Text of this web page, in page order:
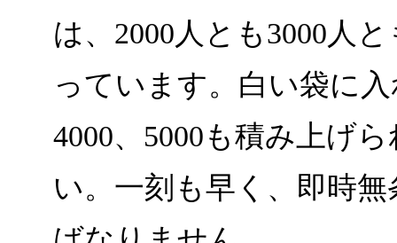
は、2000人とも3000人
っています。白い袋に
4000、5000も積み上げ
い。一刻も早く、即時